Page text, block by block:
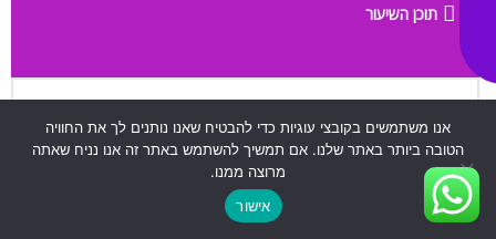
תוכן השיעור
המבחן הקודם
חזרה לקורס
אנו משתמשים בקובצי עוגיות כדי להבטיח שאנו נותנים לך את החוויה
הטובה ביותר באתר שלנו. אם תמשיך להשתמש באתר זה אנו נניח שאתה
מרוצה ממנו.
אישור